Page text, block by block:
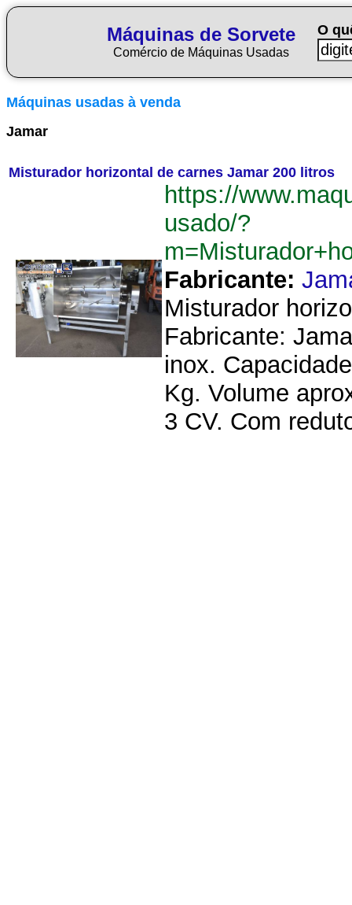
Máquinas de Sorvete
Comércio de Máquinas Usadas
O
Máquinas usadas à venda
Jamar
Misturador horizontal de carnes Jamar 200 litros
https://
usado/?
Fabricante:
Misturador
Fabricante:
inox.
Kg. Volume
3 CV. Com